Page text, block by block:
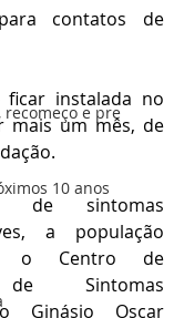
recomeço e pre
10 anos
contatos de
instalada no
mais um mês, de
de sintomas
a população
o Centro de
de Sintomas
Ginásio Oscar